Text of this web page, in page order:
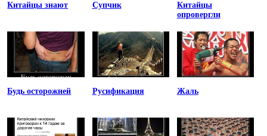
Китайцы знают Супчик
Китайцы
опровергли
Будь осторожней Русификация Жаль